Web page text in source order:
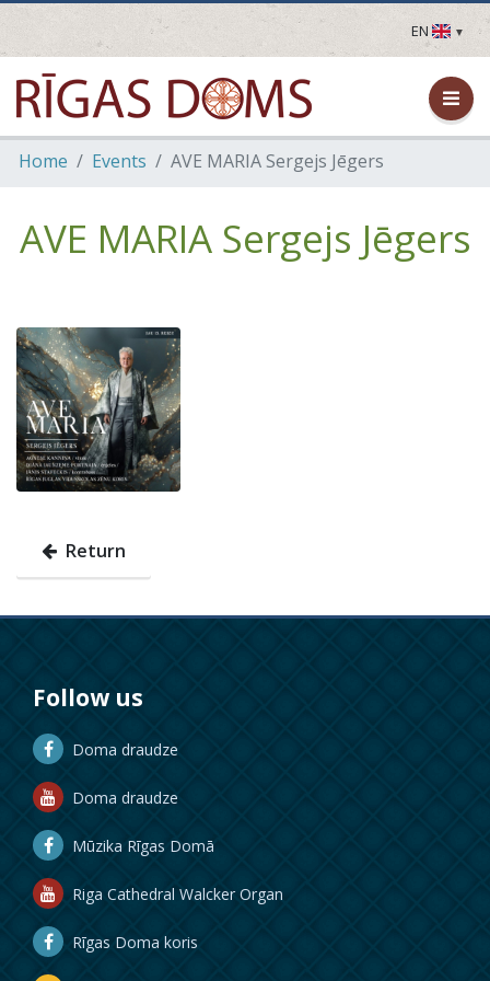
EN
LV
EN
DE
FR
FI
Home Events AVE MARIA Sergejs Jēgers
AVE MARIA Sergejs Jēgers
Return
Follow us
Doma draudze
Doma draudze
Mūzika Rīgas Domā
Riga Cathedral Walcker Organ
Rīgas Doma koris